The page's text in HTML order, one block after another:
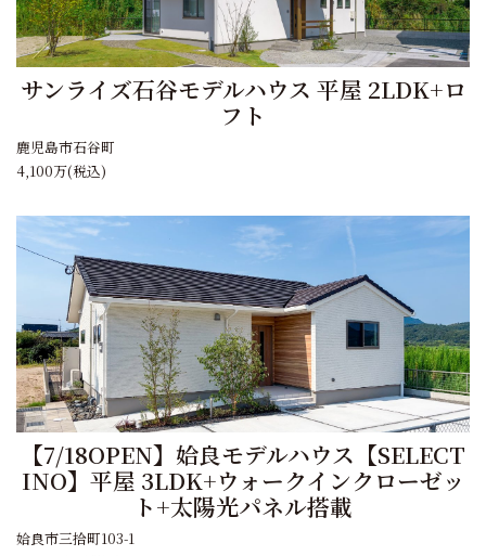
サンライズ石谷モデルハウス 平屋 2LDK+ロ
フト
鹿児島市石谷町
4,100万(税込)
【7/18OPEN】姶良モデルハウス【SELECT
INO】平屋 3LDK+ウォークインクローゼッ
ト+太陽光パネル搭載
姶良市三拾町103-1